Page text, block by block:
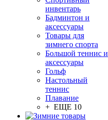
инвентарь
Бадминтон и
аксессуары
Товары для
зимнего спорта
Большой теннис и
аксессуары
Гольф
Настольный
теннис
Плавание
+ ЕЩЕ 10